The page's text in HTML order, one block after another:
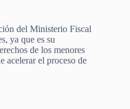
del Ministerio Fiscal
ya que es su
de los menores
acelerar el proceso de